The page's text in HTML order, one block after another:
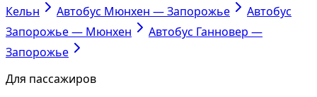
Кельн
Автобус Мюнхен — Запорожье
Автобус
Запорожье — Мюнхен
Автобус Ганновер —
Запорожье
Для пассажиров